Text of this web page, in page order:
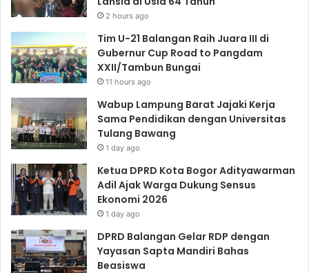
2 hours ago
Tim U-21 Balangan Raih Juara III di
Gubernur Cup Road to Pangdam
XXII/Tambun Bungai
11 hours ago
Wabup Lampung Barat Jajaki Kerja
Sama Pendidikan dengan Universitas
Tulang Bawang
1 day ago
Ketua DPRD Kota Bogor Adityawarman
Adil Ajak Warga Dukung Sensus
Ekonomi 2026
1 day ago
DPRD Balangan Gelar RDP dengan
Yayasan Sapta Mandiri Bahas
Beasiswa